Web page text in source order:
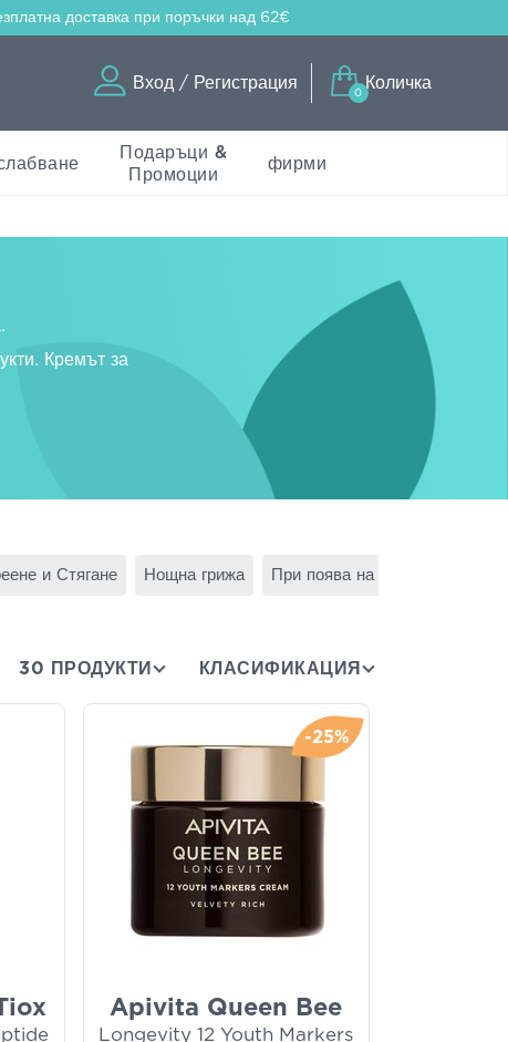
доставка при поръчки над 62€
Вход / Регистрация
0
Количка
Подаръци &
Промоции
фирми
Кремът за
и Стягане Нощна грижа При поява на първи бръчки
30 ПРОДУКТИ КЛАСИФИКАЦИЯ
-25%
Apivita Queen Bee
Longevity 12 Youth Markers